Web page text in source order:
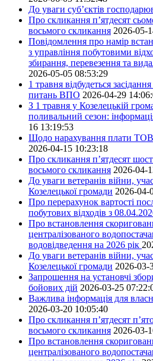
До уваги суб’єктів
Про скликання п’ятдесят
восьмого скликання 2026-05-
Повідомлення про намір
з управління побутовими
збирання, перевезення та
2026-05-05 08:53:29
1 травня відбудеться
питань ВПО 2026-04-29
З 1 травня у Козелецькій
поливальний сезон:
16 13:19:53
Щодо нарахування плати ТОВ
2026-04-15 10:23:18
Про скликання п’ятдесят
восьмого скликання 2026-04-
До уваги ветеранів війни,
Козелецької громади 2026-04-
Про перерахунок вартості
побутових відходів з
Про встановлення
централізованого
водовідведення на 2026 рік
До уваги ветеранів війни,
Козелецької громади 2026-03-
Запрошення на установчі
бойових дій 2026-03-25
Важлива інформація для
2026-03-20 10:05:40
Про скликання п’ятдесят
восьмого скликання 2026-03-
Про встановлення
централізованого